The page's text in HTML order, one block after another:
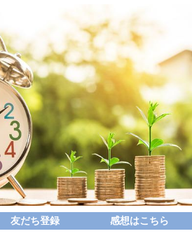
友だち登録 感想はこちら